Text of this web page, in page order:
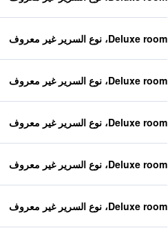
Deluxe room، نوع السرير غير معروف
Deluxe room، نوع السرير غير معروف
Deluxe room، نوع السرير غير معروف
Deluxe room، نوع السرير غير معروف
Deluxe room، نوع السرير غير معروف